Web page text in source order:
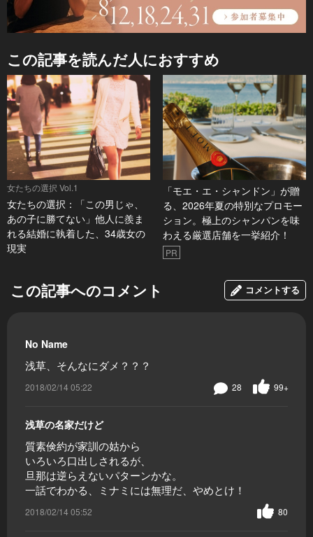
この記事を読んだ人におすすめ
女たちの選択 Vol.1
女たちの選択：「この男じゃ、
あの子に勝てない」他人に羨ま
れる結婚に執着した、34歳女の
現実
「モエ・エ・シャンドン」が贈
る、2026年夏の特別なプロモー
ション。極上のシャンパンを味
わえる厳選店舗を一挙紹介！
PR
この記事へのコメント コメントする
No Name
浅草、そんなにダメ？？？
2018/02/14 05:22 99+
28
浅草の名家だけど
質素倹約が家訓の姑から
いろいろ口出しされるが、
旦那は逆らえないパターンかな。
一話でわかる、ミナミには無理だ、やめとけ！
2018/02/14 05:52 80